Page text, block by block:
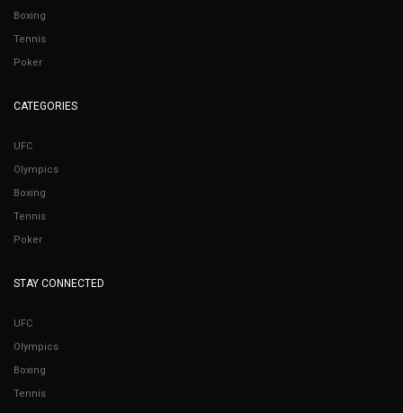
Boxing
Tennis
Poker
CATEGORIES
UFC
Olympics
Boxing
Tennis
Poker
STAY CONNECTED
UFC
Olympics
Boxing
Tennis